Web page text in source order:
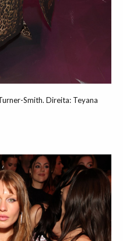
Smith. Direita: Teyana